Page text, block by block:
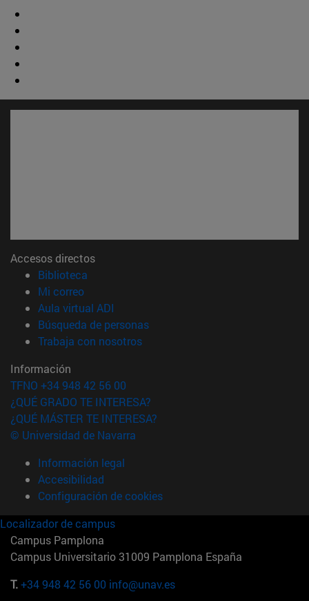
Accesos directos
Biblioteca
Mi correo(abre en nueva ventana)
Aula virtual ADI
Búsqueda de personas(abre en nueva ventana)
Trabaja con nosotros(abre en nueva ventana)
Información
TFNO +34 948 42 56 00
¿QUÉ GRADO TE INTERESA?
¿QUÉ MÁSTER TE INTERESA?
© Universidad de Navarra
Información legal
Accesibilidad
Configuración de cookies
Localizador de campus
Campus Pamplona
Campus Universitario 31009 Pamplona España
T.+34 948 42 56 00 info@unav.es